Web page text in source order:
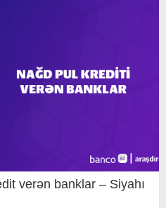
verən banklar – Siyahı